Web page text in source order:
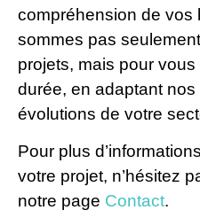
compréhension de vos
sommes pas
projets, mais pour
durée, en adaptant
évolutions de votre
Pour plus
votre projet, n’hésitez
notre page Contact.